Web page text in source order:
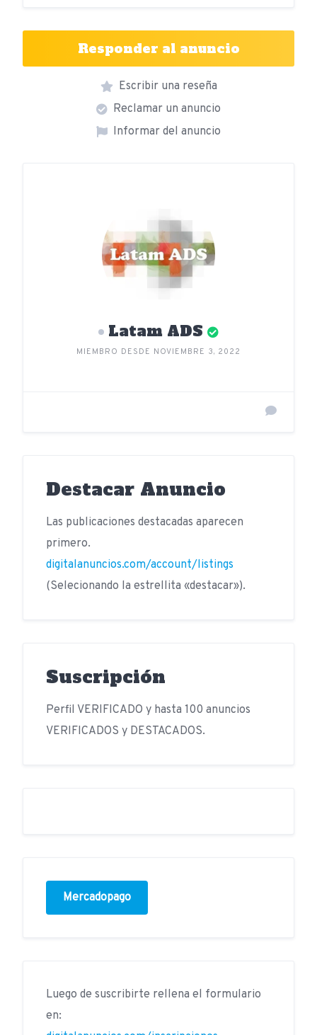
Responder al anuncio
Escribir una reseña
Reclamar un anuncio
Informar del anuncio
Latam ADS
MIEMBRO DESDE NOVIEMBRE 3, 2022
Destacar Anuncio
Las publicaciones destacadas aparecen
primero.
digitalanuncios.com/account/listings
(Selecionando la estrellita «destacar»).
Suscripción
Perfil VERIFICADO y hasta 100 anuncios
VERIFICADOS y DESTACADOS.
Mercadopago
Luego de suscribirte rellena el formulario
en: